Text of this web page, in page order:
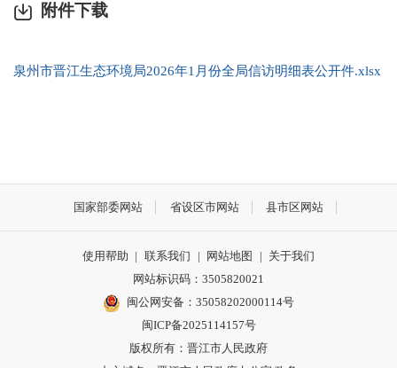
附件下载
泉州市晋江生态环境局2026年1月份全局信访明细表公开件.xlsx
国家部委网站 省设区市网站 县市区网站
使用帮助 | 联系我们 | 网站地图 | 关于我们
网站标识码：3505820021
闽公网安备：35058202000114号
闽ICP备2025114157号
版权所有：晋江市人民政府